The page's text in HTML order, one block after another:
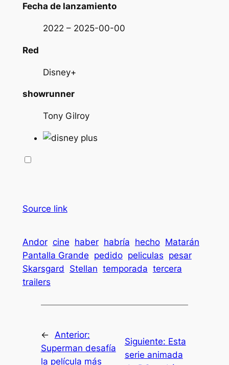
Fecha de lanzamiento
2022 – 2025-00-00
Red
Disney+
showrunner
Tony Gilroy
Source link
Andor cine haber habría hecho Matarán
Pantalla Grande pedido peliculas pesar
Skarsgard
Stellan temporada tercera
trailers
← Anterior:
Superman desafía
la película más
Siguiente: Esta
serie animada